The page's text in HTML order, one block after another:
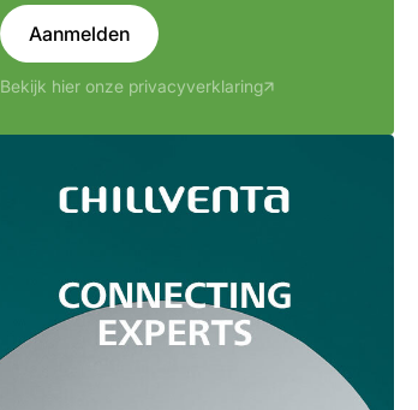
Aanmelden
Bekijk hier onze privacyverklaring